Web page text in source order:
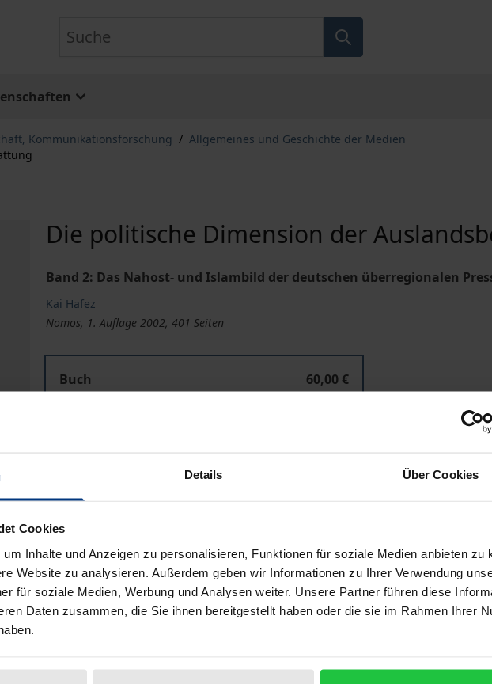
Details Über Cookies
Cookies
Inhalte und Anzeigen zu personalisieren, Funktionen für soziale Medien anbieten zu
Website zu analysieren. Außerdem geben wir Informationen zu Ihrer Verwendung
für soziale Medien, Werbung und Analysen weiter. Unsere Partner führen diese
Daten zusammen, die Sie ihnen bereitgestellt haben oder die sie im Rahmen Ihrer
Kommunikationsforschung / Allgemeines und Geschichte der Medien
Die politische Dimension der
Band 2: Das Nahost- und Islambild der deutschen überregionalen
Kai Hafez
Nomos, 1. Auflage 2002, 401 Seiten
Buch
60,00 €
In den Warenkorb
Hinweise zu Versandkosten
Bibliografische Angaben
grenzüberschreitende Kommunikationsvorgänge zu erforschen.